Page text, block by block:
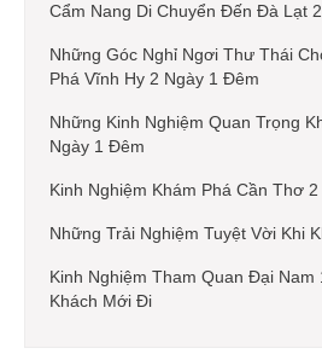
Cẩm Nang Di Chuyển Đến Đà Lạt
Những Góc Nghỉ Ngơi Thư Thái
Phá Vĩnh Hy 2 Ngày 1 Đêm
Những Kinh Nghiệm Quan Trọng
Ngày 1 Đêm
Kinh Nghiệm Khám Phá Cần Thơ
Những Trải Nghiệm Tuyệt Vời Khi
Kinh Nghiệm Tham Quan Đại Nam
Khách Mới Đi